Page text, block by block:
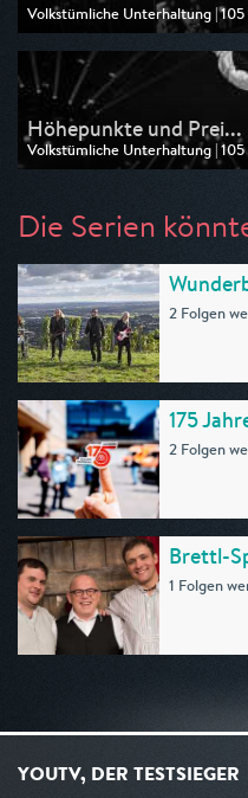
Volkstümliche Unterhaltung | 105
Ausgestrahlt von SR Fernsehen
am 28.12.2025, 20:15
Höhepunkte und Prei...
Volkstümliche Unterhaltung | 105
Ausgestrahlt von ARD
Die Serien
2 Folgen
175
2 Folgen
Brettl-
1 Folgen
YOUTV, DER TESTSIEGER